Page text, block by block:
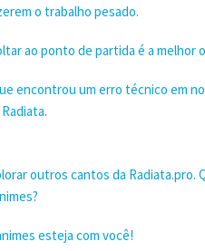
o trabalho pesado.
ao ponto de partida é a
encontrou um erro técnico em
outros cantos da
esteja com você!